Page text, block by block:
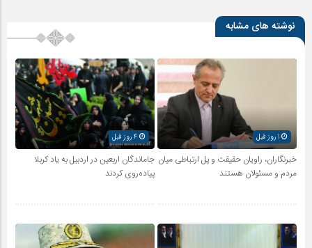
نوشته های مشابه
1 روز قبل
خبرنگاران، راویان حقیقت و پل ارتباطی میان
مردم و مسئولان هستند
جاماندگان اربعین در اردبیل به یاد کربلا
پیاده‌روی کردند